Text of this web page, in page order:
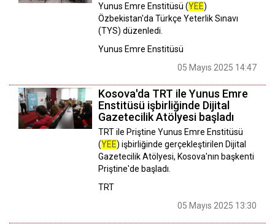
Yunus Emre Enstitüsü (YEE)
Özbekistan'da Türkçe Yeterlik Sınavı
(TYS) düzenledi.
Yunus Emre Enstitüsü
05 Mayıs 2025 14:47
Kosova'da TRT ile Yunus Emre
Enstitüsü işbirliğinde Dijital
Gazetecilik Atölyesi başladı
TRT ile Priştine Yunus Emre Enstitüsü
(YEE) işbirliğinde gerçekleştirilen Dijital
Gazetecilik Atölyesi, Kosova'nın başkenti
Priştine'de başladı.
TRT
05 Mayıs 2025 13:30